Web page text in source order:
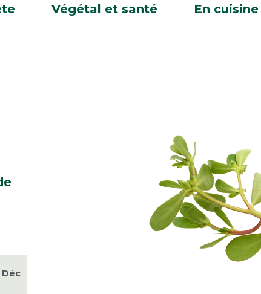
Végétal et santé En cuisine
Déc